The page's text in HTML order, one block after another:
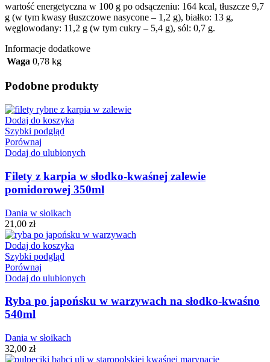
wartość energetyczna w 100 g po odsączeniu: 164 kcal, tłuszcze 9,7
g (w tym kwasy tłuszczowe nasycone – 1,2 g), białko: 13 g,
węglowodany: 11,2 g (w tym cukry – 5,4 g), sól: 0,7 g.
Informacje dodatkowe
Waga 0,78 kg
Podobne produkty
Dodaj do koszyka
Szybki podgląd
Porównaj
Dodaj do ulubionych
Filety z karpia w słodko-kwaśnej zalewie
pomidorowej 350ml
Dania w słoikach
21,00 zł
Dodaj do koszyka
Szybki podgląd
Porównaj
Dodaj do ulubionych
Ryba po japońsku w warzywach na słodko-kwaśno
540ml
Dania w słoikach
32,00 zł